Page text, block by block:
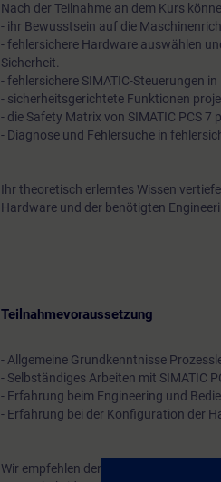
Nach der Teilnahme an dem Kurs
- ihr Bewusstsein auf die
- fehlersichere Hardware auswählen
Sicherheit.
- fehlersichere SIMATIC-Steuerungen in
- sicherheitsgerichtete Funktionen
- die Safety Matrix von SIMATIC PCS 7
- Diagnose und Fehlersuche in
Ihr theoretisch erlerntes Wissen
Hardware und der benötigten
Teilnahmevoraussetzung
- Allgemeine Grundkenntnisse
- Selbständiges Arbeiten mit SIMATIC
- Erfahrung beim Engineering und
- Erfahrung bei der Konfiguration der
Wir empfehlen den Besuch des